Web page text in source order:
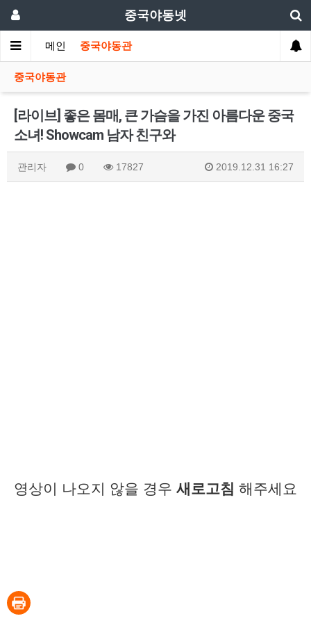
중국야동넷
메인 중국야동관
중국야동관
[라이브] 좋은 몸매, 큰 가슴을 가진 아름다운 중국
소녀! Showcam 남자 친구와
관리자 0 17827 2019.12.31 16:27
영상이 나오지 않을 경우 새로고침 해주세요